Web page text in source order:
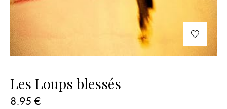
Les Loups blessés
8.95 €